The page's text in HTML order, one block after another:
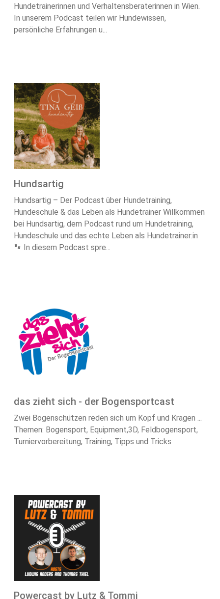
Hundetrainerinnen und Verhaltensberaterinnen in Wien.
In unserem Podcast teilen wir Hundewissen,
persönliche Erfahrungen u...
Hundsartig
Hundsartig – Der Podcast über Hundetraining,
Hundeschule & das Leben als Hundetrainer Willkommen
bei Hundsartig, dem Podcast rund um Hundetraining,
Hundeschule und das echte Leben als Hundetrainer:in
🐾 In diesem Podcast spre...
das zieht sich - der Bogensportcast
Zwei Bogenschützen reden sich um Kopf und Kragen ...
Themen: Bogensport, Equipment,3D, Feldbogensport,
Turniervorbereitung, Training, Tipps und Tricks
Powercast by Lutz & Tommi